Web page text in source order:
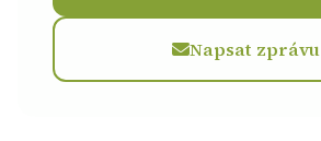
Napsat zprávu